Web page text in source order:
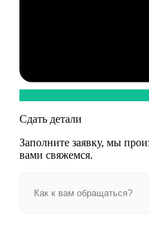
Сдать детали
Заполните заявку, мы
вами свяжемся.